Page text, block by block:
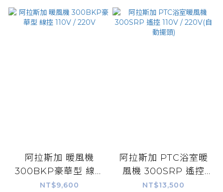
阿拉斯加 暖風機
300BKP豪華型 線控
110V / 220V
NT$9,600
阿拉斯加 PTC浴室暖
風機 300SRP 遙控
110V / 220V(自動擺
NT$13,500